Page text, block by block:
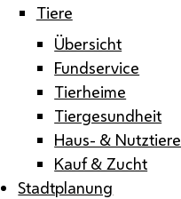
Tiere
Übersicht
Fundservice
Tierheime
Tiergesundheit
Haus- & Nutztiere
Kauf & Zucht
Stadtplanung